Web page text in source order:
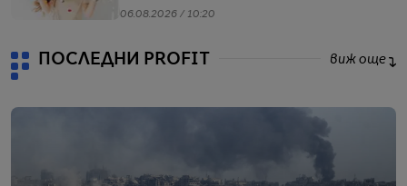
06.08.2026 / 10:20
ПОСЛЕДНИ PROFIT виж още